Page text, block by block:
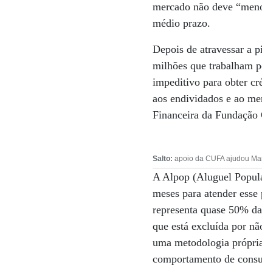
mercado não deve
médio prazo.
Depois de atravessar a
milhões que trabalham
impeditivo para obter
aos endividados e ao
Financeira da
Salto: apoio da CUFA ajudou
A Alpop (Aluguel
meses para atender
representa quase 50%
que está excluída por
uma metodologia
comportamento de